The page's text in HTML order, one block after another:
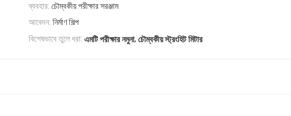
ব্যবহার: চৌম্বকীয় পরীক্ষার সরঞ্জাম
আবেদন: নির্মাণ শিল্প
বিশেষভাবে তুলে ধরা: এমটি পরীক্ষার নমুনা, চৌম্বকীয় স্ট্রংহিট মিটার